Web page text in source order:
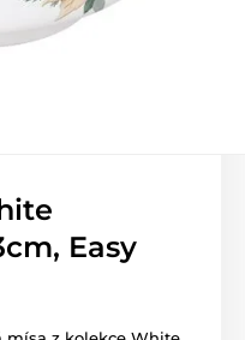
Easy